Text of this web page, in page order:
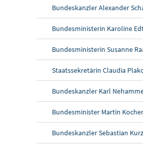
Bundeskanzler Alexander
Bundesministerin Karoline
Bundesministerin Susanne
Staatssekretärin Claudia
Bundeskanzler Karl
Bundesminister Martin Kocher
Bundeskanzler Sebastian Kurz